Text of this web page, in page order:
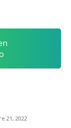
21, 2022